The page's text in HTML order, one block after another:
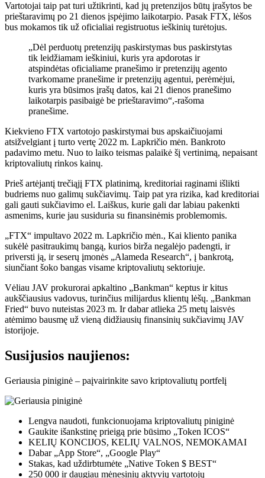
Vartotojai taip pat turi užtikrinti, kad jų pretenzijos būtų įrašytos be
prieštaravimų po 21 dienos įspėjimo laikotarpio. Pasak FTX, lėšos
bus mokamos tik už oficialiai registruotus ieškinių turėtojus.
„Dėl perduotų pretenzijų paskirstymas bus paskirstytas
tik leidžiamam ieškiniui, kuris yra apdorotas ir
atspindėtas oficialiame pranešimo ir pretenzijų agento
tvarkomame pranešime ir pretenzijų agentui, perėmėjui,
kuris yra būsimos įrašų datos, kai 21 dienos pranešimo
laikotarpis pasibaigė be prieštaravimo“,-rašoma
pranešime.
Kiekvieno FTX vartotojo paskirstymai bus apskaičiuojami
atsižvelgiant į turto vertę 2022 m. Lapkričio mėn. Bankroto
padavimo metu. Nuo to laiko teismas palaikė šį vertinimą, nepaisant
kriptovaliutų rinkos kainų.
Prieš artėjantį trečiąjį FTX platinimą, kreditoriai raginami išlikti
budriems nuo galimų sukčiavimų. Taip pat yra rizika, kad kreditoriai
gali gauti sukčiavimo el. Laiškus, kurie gali dar labiau pakenkti
asmenims, kurie jau susiduria su finansinėmis problemomis.
„FTX“ impultavo 2022 m. Lapkričio mėn., Kai kliento panika
sukėlė pasitraukimų bangą, kurios birža negalėjo padengti, ir
priversti ją, ir seserų įmonės „Alameda Research“, į bankrotą,
siunčiant šoko bangas visame kriptovaliutų sektoriuje.
Vėliau JAV prokurorai apkaltino „Bankman“ keptus ir kitus
aukščiausius vadovus, turinčius milijardus klientų lėšų. „Bankman
Fried“ buvo nuteistas 2023 m. Ir dabar atlieka 25 metų laisvės
atėmimo bausmę už vieną didžiausių finansinių sukčiavimų JAV
istorijoje.
Susijusios naujienos:
Geriausia piniginė – paįvairinkite savo kriptovaliutų portfelį
Lengva naudoti, funkcionuojama kriptovaliutų piniginė
Gaukite išankstinę prieigą prie būsimo „Token ICOS“
KELIŲ KONCIJOS, KELIŲ VALNOS, NEMOKAMAI
Dabar „App Store“, „Google Play“
Stakas, kad uždirbtumėte „Native Token $ BEST“
250 000 ir daugiau mėnesinių aktyvių vartotojų